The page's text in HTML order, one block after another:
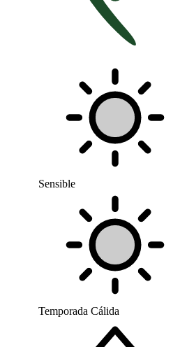
Sensible
Temporada Cálida